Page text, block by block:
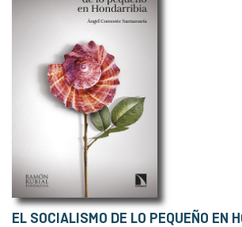
EL SOCIALISMO DE LO PEQUEÑO EN